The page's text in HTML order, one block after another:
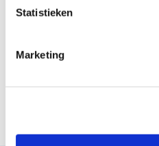
Statistieken
Marketing
Terug naar